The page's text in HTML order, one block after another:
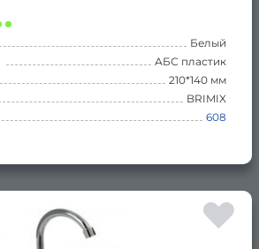
Белый
АБС пластик
210*140 мм
BRIMIX
608